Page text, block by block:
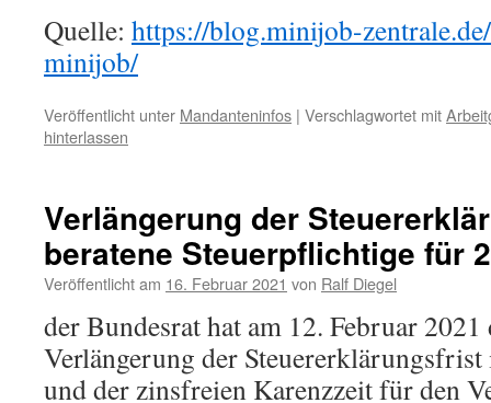
Quelle: https://blog.minijob-
minijob/
Veröffentlicht unter Mandanteninfos | Verschlagwortet mit
hinterlassen
Verlängerung der
beratene Steuerpflichtige für
Veröffentlicht am 16. Februar 2021 von Ralf Diegel
der Bundesrat hat am 12. Februar 2021
Verlängerung der Steuererklärungsfrist
und der zinsfreien Karenzzeit für den